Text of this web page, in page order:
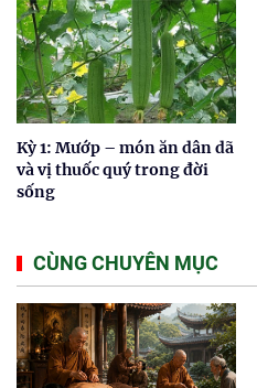
Kỳ 1: Mướp – món ăn dân dã
và vị thuốc quý trong đời
sống
CÙNG CHUYÊN MỤC